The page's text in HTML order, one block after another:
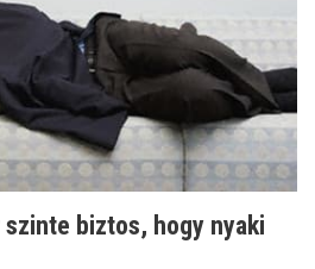
biztos, hogy nyaki